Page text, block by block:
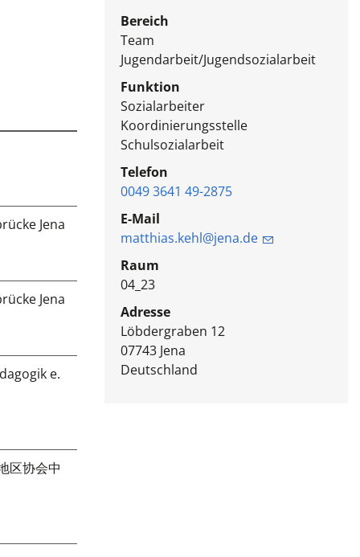
Jena
Jena
e.
区协会中
Bereich
Team
Jugendarbeit/Jugendsozialarbeit
Funktion
Sozialarbeiter
Koordinierungsstelle
Schulsozialarbeit
Telefon
0049 3641 49-2875
E-Mail
matthias.kehl@jena.de
Raum
04_23
Adresse
Löbdergraben 12
07743 Jena
Deutschland